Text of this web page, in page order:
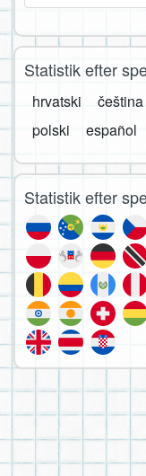
Statistik efter
hrvatski čeština
polski
español
Statistik efter